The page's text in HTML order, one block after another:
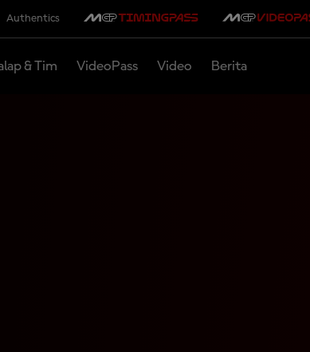
Authentics
& Tim VideoPass Video Berita